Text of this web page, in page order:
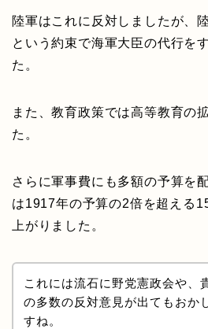
陸軍はこれに反対しましたが、
という約束で海軍大臣の代行を
た。
また、教育政策では高等教育の
た。
さらに軍事費にも多額の予算を
は1917年の予算の2倍を超える
上がりました。
これには流石に野党憲政会や、
の多数の反対意見が出てもおか
すね。